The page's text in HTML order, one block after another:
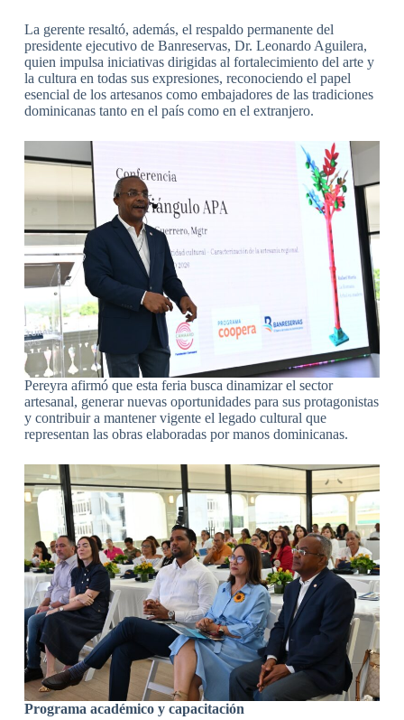
La gerente resaltó, además, el respaldo permanente del
presidente ejecutivo de Banreservas, Dr. Leonardo Aguilera,
quien impulsa iniciativas dirigidas al fortalecimiento del arte y
la cultura en todas sus expresiones, reconociendo el papel
esencial de los artesanos como embajadores de las tradiciones
dominicanas tanto en el país como en el extranjero.
Pereyra afirmó que esta feria busca dinamizar el sector
artesanal, generar nuevas oportunidades para sus protagonistas
y contribuir a mantener vigente el legado cultural que
representan las obras elaboradas por manos dominicanas.
Programa académico y capacitación